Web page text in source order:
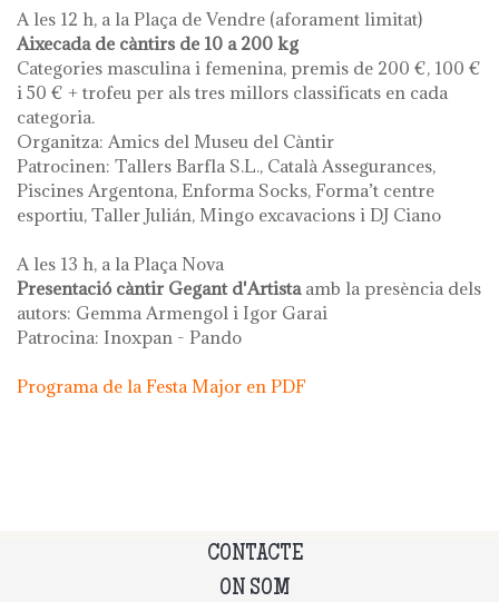
A les 12 h, a la Plaça de Vendre (aforament limitat)
Aixecada de càntirs de 10 a 200 kg
Categories masculina i femenina, premis de 200 €, 100 €
i 50 € + trofeu per als tres millors classificats en cada
categoria.
Organitza: Amics del Museu del Càntir
Patrocinen: Tallers Barfla S.L., Català Assegurances,
Piscines Argentona, Enforma Socks, Forma’t centre
esportiu, Taller Julián, Mingo excavacions i DJ Ciano
A les 13 h, a la Plaça Nova
Presentació càntir Gegant d'Artista amb la presència dels
autors: Gemma Armengol i Igor Garai
Patrocina: Inoxpan - Pando
Programa de la Festa Major en PDF
CONTACTE
ON SOM